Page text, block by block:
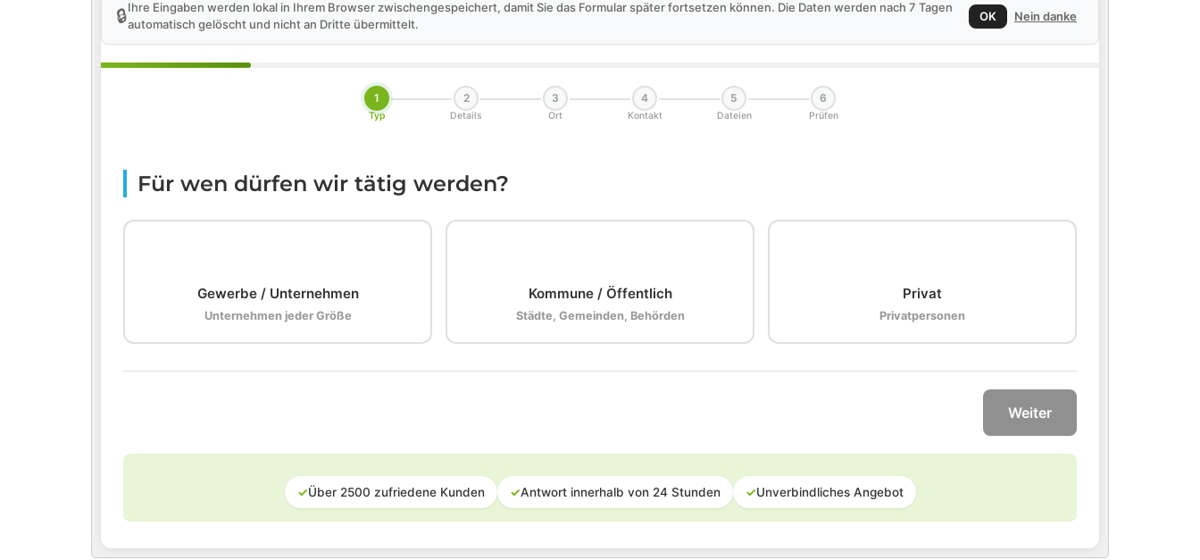
🔒Ihre Eingaben werden lokal in Ihrem Browser zwischengespeichert, damit Sie das Formular später fortsetzen können. Die Daten werden nach 7 Tagen
automatisch gelöscht und nicht an Dritte übermittelt.
OK Nein danke
1
Typ
2
Details
3
Ort
4
Kontakt
5
Dateien
6
Prüfen
Für wen dürfen wir tätig werden?
Gewerbe / Unternehmen
Unternehmen jeder Größe
Kommune / Öffentlich
Städte, Gemeinden, Behörden
Privat
Privatpersonen
Weiter
✓Über 2500 zufriedene Kunden ✓Antwort innerhalb von 24 Stunden ✓Unverbindliches Angebot